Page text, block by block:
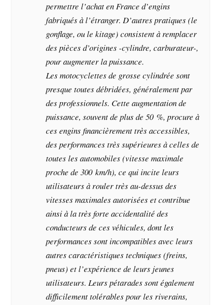
permettre l’achat en France d’engins
fabriqués à l’étranger. D’autres pratiques (le
gonflage, ou le kitage) consistent à remplacer
des pièces d’origines -cylindre, carburateur-,
pour augmenter la puissance.
Les motocyclettes de grosse cylindrée sont
presque toutes débridées, généralement par
des professionnels. Cette augmentation de
puissance, souvent de plus de 50 %, procure à
ces engins financièrement très accessibles,
des performances très supérieures à celles de
toutes les automobiles (vitesse maximale
proche de 300 km/h), ce qui incite leurs
utilisateurs à rouler très au-dessus des
vitesses maximales autorisées et contribue
ainsi à la très forte accidentalité des
conducteurs de ces véhicules, dont les
performances sont incompatibles avec leurs
autres caractéristiques techniques (freins,
pneus) et l’expérience de leurs jeunes
utilisateurs. Leurs pétarades sont également
difficilement tolérables pour les riverains,